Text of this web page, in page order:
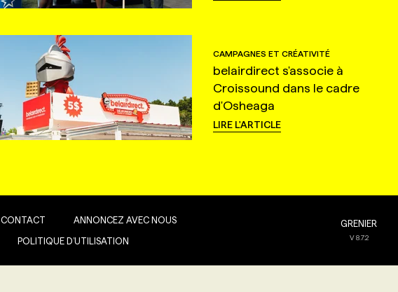
CAMPAGNES ET CRÉATIVITÉ
belairdirect s'associe à
Croissound dans le cadre
d'Osheaga
LIRE L'ARTICLE
CONTACT ANNONCEZ AVEC NOUS
POLITIQUE D’UTILISATION
GRENIER
V8.7.2